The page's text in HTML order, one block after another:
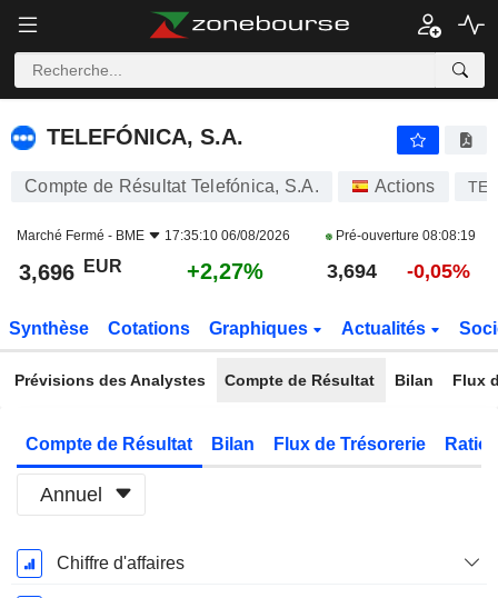
TELEFÓNICA, S.A.
TELEFÓNICA, S.A.
Compte de Résultat Telefónica, S.A. Actions TEF
Marché Fermé - BME 17:35:10 06/08/2026 Pré-ouverture 08:08:19
3,696 EUR +2,27% 3,694 -0,05%
Synthèse Cotations Graphiques Actualités
Prévisions des Analystes Compte de Résultat Bilan Flux
Compte de Résultat Bilan Flux de Trésorerie
Annuel
Période
Fiscale:
Chiffre d'affaires